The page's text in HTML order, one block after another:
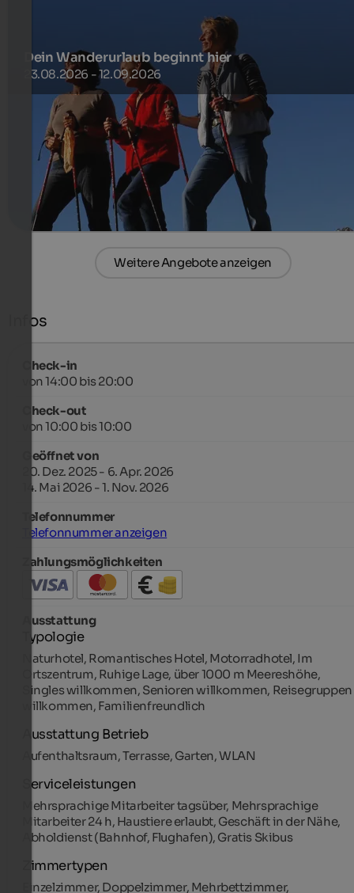
Dein Wanderurlaub beginnt hier
23.08.2026 - 12.09.2026
Wandern ohne Auto
3-7 Nächte ab 291 €pro Person
Weitere Angebote anzeigen
Infos
Check-in
von 14:00 bis 20:00
Check-out
von 10:00 bis 10:00
Geöffnet von
20. Dez. 2025 - 6. Apr. 2026
14. Mai 2026 - 1. Nov. 2026
Telefonnummer
Telefonnummer anzeigen
Zahlungsmöglichkeiten
Ausstattung
Typologie
Naturhotel, Romantisches Hotel, Motorradhotel, Im
Ortszentrum, Ruhige Lage, über 1000 m Meereshöhe,
Singles willkommen, Senioren willkommen, Reisegruppen
willkommen, Familienfreundlich
Ausstattung Betrieb
Aufenthaltsraum, Terrasse, Garten, WLAN
Serviceleistungen
Mehrsprachige Mitarbeiter tagsüber, Mehrsprachige
Mitarbeiter 24 h, Haustiere erlaubt, Geschäft in der Nähe,
Abholdienst (Bahnhof, Flughafen), Gratis Skibus
Zimmertypen
Einzelzimmer, Doppelzimmer, Mehrbettzimmer,